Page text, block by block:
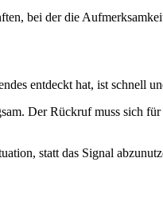
bei der die
entdeckt hat, ist schnell
Der Rückruf muss sich
statt das Signal